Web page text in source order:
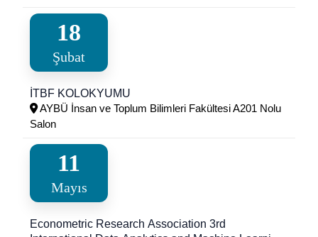
18
Şubat
İTBF KOLOKYUMU
AYBÜ İnsan ve Toplum Bilimleri Fakültesi A201 Nolu
Salon
11
Mayıs
Econometric Research Association 3rd